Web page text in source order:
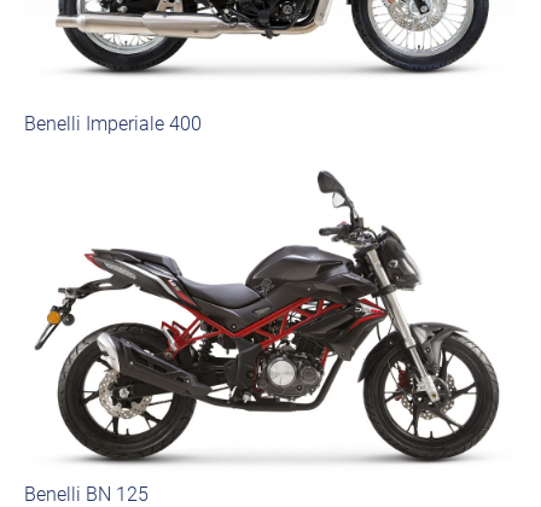
Benelli Imperiale 400
Benelli BN 125